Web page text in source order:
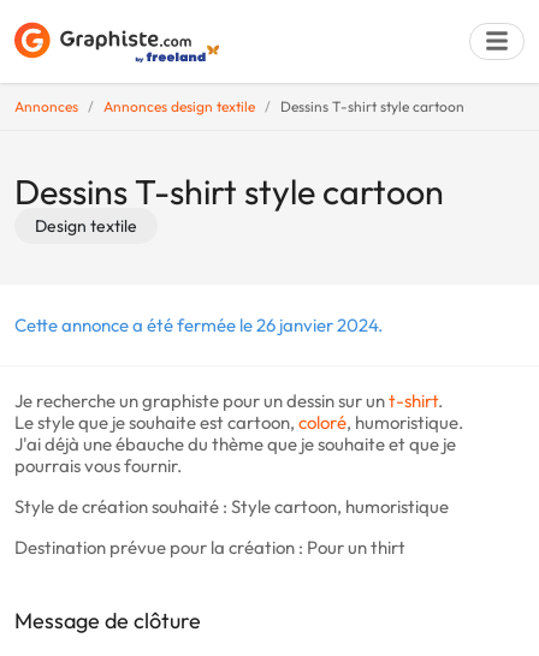
Annonces Annonces design textile Dessins T-shirt style cartoon
Dessins T-shirt style cartoon
Design textile
Cette annonce a été fermée le 26 janvier 2024.
Je recherche un graphiste pour un dessin sur unt-shirt.
Le style que je souhaite est cartoon, coloré, humoristique.
J'ai déjà une ébauche du thème que je souhaite et que je
pourrais vous fournir.
Style de création souhaité : Style cartoon, humoristique
Destination prévue pour la création : Pour un thirt
Message de clôture